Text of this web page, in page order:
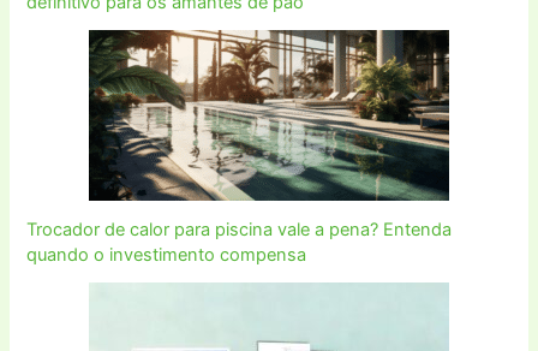
Trocador de calor para piscina vale a pena? Entenda
quando o investimento compensa